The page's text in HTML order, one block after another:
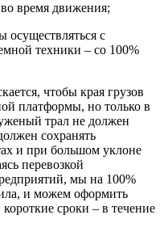
время движения;
с
техники – со 100%
чтобы края грузов
платформы, но только в
трал не должен
сохранять
и при большом уклоне
перевозкой
мы на 100%
и можем оформить
сроки – в течение